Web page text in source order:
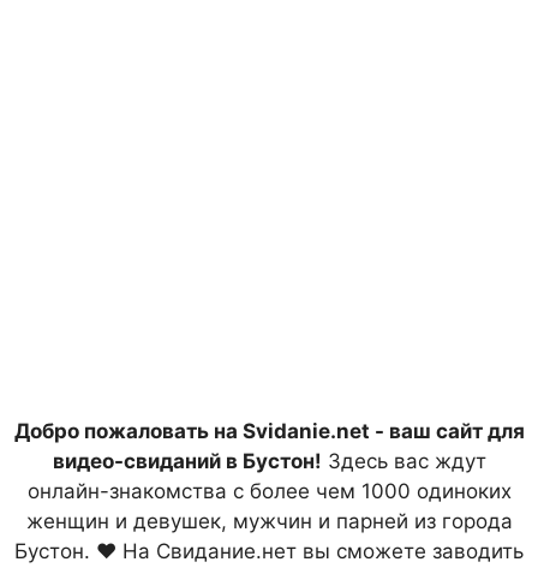
Добро пожаловать на Svidanie.net - ваш сайт для
видео-свиданий в Бустон! Здесь вас ждут
онлайн-знакомства с более чем 1000 одиноких
женщин и девушек, мужчин и парней из города
Бустон. ❤ На Свидание.нет вы сможете заводить